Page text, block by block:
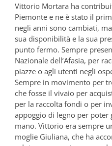
Vittorio Mortara ha
Piemonte e ne è stato il
negli anni sono cambiati,
sua disponibilità e la sua
punto fermo. Sempre
Nazionale dell’Afasia, per
piazze o agli utenti negli
Sempre in movimento per
che fosse il vivaio per
per la raccolta fondi o per
appoggio di legno per poter
mano. Vittorio era sempre
moglie Giuliana, che ha